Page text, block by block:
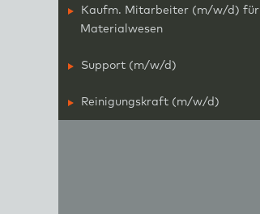
Kaufm. Mitarbeiter (m/w/d) für
Materialwesen
Support (m/w/d)
Reinigungskraft (m/w/d)